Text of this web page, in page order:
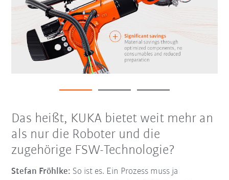
Das heißt, KUKA bietet weit mehr an
als nur die Roboter und die
zugehörige FSW-Technologie?
Stefan Fröhlke: So ist es. Ein Prozess muss ja